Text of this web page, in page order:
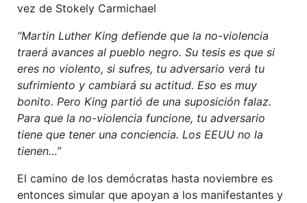
vez de Stokely Carmichael
“Martin Luther King defiende que la no-violencia
traerá avances al pueblo negro. Su tesis es que si
eres no violento, si sufres, tu adversario verá tu
sufrimiento y cambiará su actitud. Eso es muy
bonito. Pero King partió de una suposición falaz.
Para que la no-violencia funcione, tu adversario
tiene que tener una conciencia. Los EEUU no la
tienen…”
El camino de los demócratas hasta noviembre es
entonces simular que apoyan a los manifestantes y